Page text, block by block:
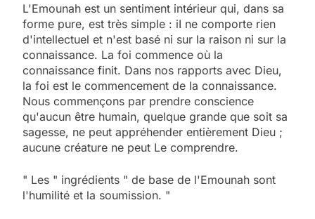
L'Emounah est un sentiment intérieur qui, dans sa
forme pure, est très simple : iI ne comporte rien
d'intellectuel et n'est basé ni sur la raison ni sur la
connaissance. La foi commence où la
connaissance finit. Dans nos rapports avec Dieu,
la foi est le commencement de la connaissance.
Nous commençons par prendre conscience
qu'aucun être humain, quelque grande que soit sa
sagesse, ne peut appréhender entièrement Dieu ;
aucune créature ne peut Le comprendre.
" Les " ingrédients " de base de l'Emounah sont
l'humilité et la soumission. "